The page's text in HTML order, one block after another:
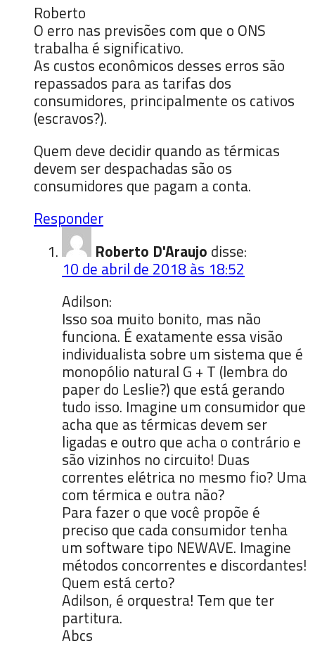
Roberto
O erro nas previsões com que o ONS
trabalha é significativo.
As custos econômicos desses erros são
repassados para as tarifas dos
consumidores, principalmente os cativos
(escravos?).
Quem deve decidir quando as térmicas
devem ser despachadas são os
consumidores que pagam a conta.
Responder
Roberto D'Araujo disse:
10 de abril de 2018 às 18:52
Adilson:
Isso soa muito bonito, mas não
funciona. É exatamente essa visão
individualista sobre um sistema que é
monopólio natural G + T (lembra do
paper do Leslie?) que está gerando
tudo isso. Imagine um consumidor que
acha que as térmicas devem ser
ligadas e outro que acha o contrário e
são vizinhos no circuito! Duas
correntes elétrica no mesmo fio? Uma
com térmica e outra não?
Para fazer o que você propõe é
preciso que cada consumidor tenha
um software tipo NEWAVE. Imagine
métodos concorrentes e discordantes!
Quem está certo?
Adilson, é orquestra! Tem que ter
partitura.
Abcs